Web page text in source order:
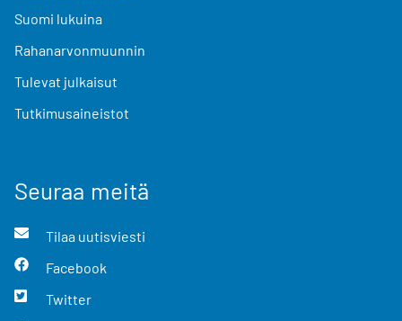
Suomi lukuina
Rahanarvonmuunnin
Tulevat julkaisut
Tutkimusaineistot
Seuraa meitä
Tilaa uutisviesti
Facebook
Twitter